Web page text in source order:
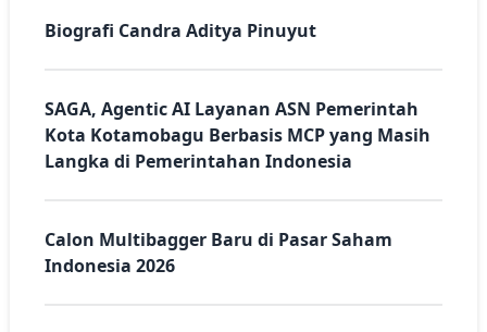
Biografi Candra Aditya Pinuyut
SAGA, Agentic AI Layanan ASN Pemerintah
Kota Kotamobagu Berbasis MCP yang Masih
Langka di Pemerintahan Indonesia
Calon Multibagger Baru di Pasar Saham
Indonesia 2026